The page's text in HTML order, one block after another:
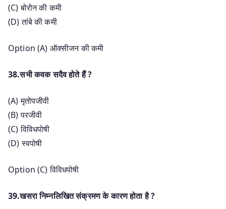
(C) बोरोन की कमी
(D) तांबे की कमी
Option (A) ऑक्सीजन की कमी
38.सभी कवक सदैव होते हैं ?
(A) मृतोपजीवी
(B) परजीवी
(C) विविधपोषी
(D) स्वपोषी
Option (C) विविधपोषी
39.खसरा निम्नलिखित संक्रमण के कारण होता है ?